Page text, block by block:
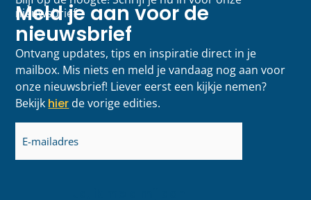
nieuwsbrief
Meld je aan voor de
nieuwsbrief
Ontvang updates, tips en inspiratie direct in je
mailbox. Mis niets en meld je vandaag nog aan voor
onze nieuwsbrief! Liever eerst een kijkje nemen?
Bekijk hier de vorige edities.
E-
mailadres
(Vereist)